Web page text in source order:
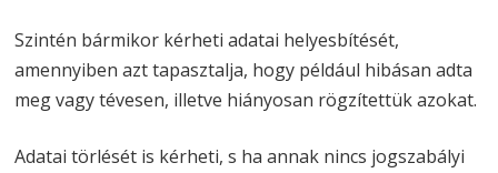
Szintén bármikor kérheti adatai helyesbítését,
amennyiben azt tapasztalja, hogy például hibásan adta
meg vagy tévesen, illetve hiányosan rögzítettük azokat.
Adatai törlését is kérheti, s ha annak nincs jogszabályi